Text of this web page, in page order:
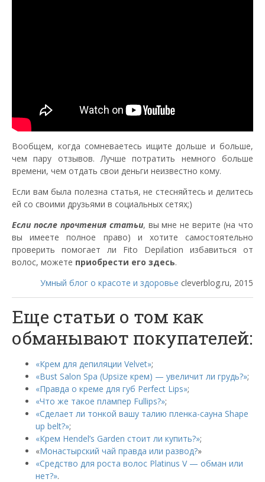
Вообщем, когда сомневаетесь ищите дольше и больше,
чем пару отзывов. Лучше потратить немного больше
времени, чем отдать свои деньги неизвестно кому.
Если вам была полезна статья, не стесняйтесь и делитесь
ей со своими друзьями в социальных сетях;)
Если после прочтения статьи, вы мне не верите (на что
вы имеете полное право) и хотите самостоятельно
проверить помогает ли Fito Depilation избавиться от
волос, можете приобрести его здесь.
Умный блог о красоте и здоровье cleverblog.ru, 2015
Еще статьи о том как
обманывают покупателей:
«Крем для депиляции Velvet»;
«Bust Salon Spa (Upsize крем) — увеличит ли грудь?»;
«Правда о креме для губ Perfect Lips»;
«Что же такое плампер Fullips?»;
«Сделает ли тонкой вашу талию пленка-сауна Shape
up belt?»;
«Крем Hendel’s Garden стоит ли купить?»;
«Монастырский чай правда или развод?»
«Средство для роста волос Platinus V — обман или
нет?».